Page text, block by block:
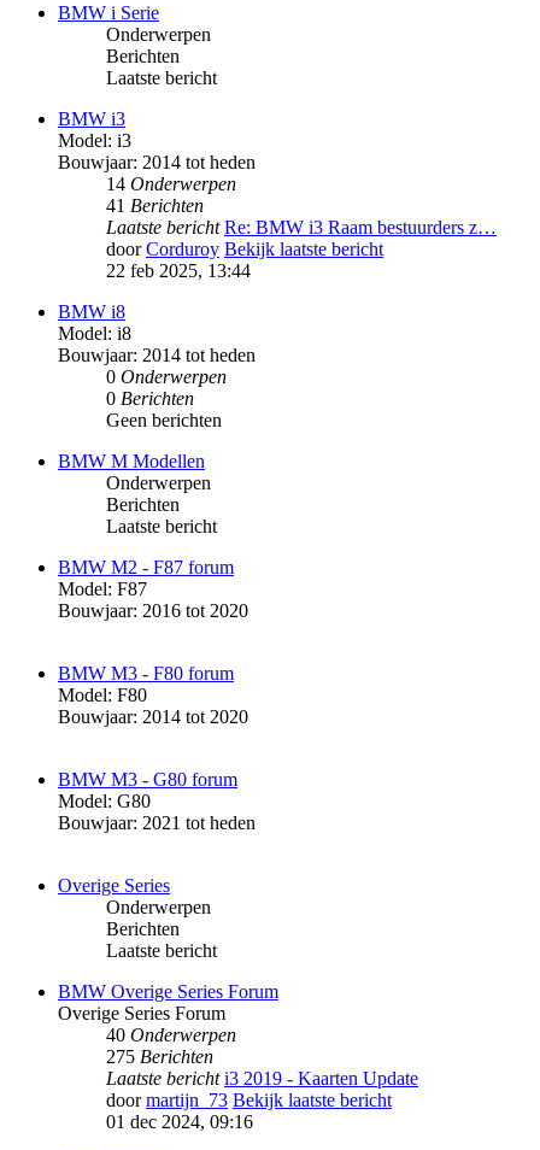
BMW i Serie
Onderwerpen
Berichten
Laatste bericht
BMW i3
Model: i3
Bouwjaar: 2014 tot heden
14 Onderwerpen
41 Berichten
Laatste bericht Re: BMW i3 Raam bestuurders z…
doorCorduroy Bekijk laatste bericht
22 feb 2025, 13:44
BMW i8
Model: i8
Bouwjaar: 2014 tot heden
0 Onderwerpen
0 Berichten
Geen berichten
BMW M Modellen
Onderwerpen
Berichten
Laatste bericht
BMW M2 - F87 forum
Model: F87
Bouwjaar: 2016 tot 2020
BMW M3 - F80 forum
Model: F80
Bouwjaar: 2014 tot 2020
BMW M3 - G80 forum
Model: G80
Bouwjaar: 2021 tot heden
Overige Series
Onderwerpen
Berichten
Laatste bericht
BMW Overige Series Forum
Overige Series Forum
40 Onderwerpen
275 Berichten
Laatste bericht i3 2019 - Kaarten Update
doormartijn_73 Bekijk laatste bericht
01 dec 2024, 09:16